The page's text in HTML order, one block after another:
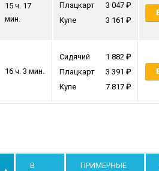
15 ч. 17
мин.
Плацкарт
3 047
Купе
3 161
16 ч. 3 мин.
Сидячий
1 882
Плацкарт
3 391
Купе
7 817
В
ПРИМЕРНЫЕ